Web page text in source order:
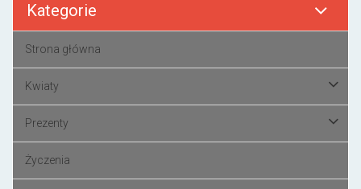
Kategorie
Strona główna
Kwiaty
Prezenty
Życzenia